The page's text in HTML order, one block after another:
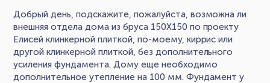
Добрый день, подскажите, пожалуйста, возможна ли
внешняя отдела дома из бруса 150Х150 по проекту
Елисей клинкерной плиткой, по-моему, киррис или
другой клинкерной плиткой, без дополнительного
усиления фундамента. Дому еще необходимо
дополнительное утепление на 100 мм. Фундамент у